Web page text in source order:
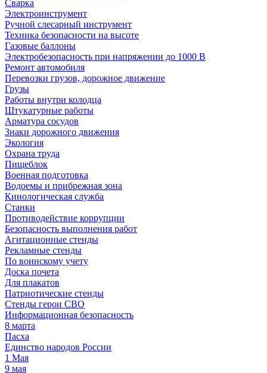
Сварка
Электроинструмент
Ручной слесарный инструмент
Техника безопасности на высоте
Газовые баллоны
Электробезопасность при напряжении до 1000 В
Ремонт автомобиля
Перевозки грузов, дорожное движение
Грузы
Работы внутри колодца
Штукатурные работы
Арматура сосудов
Знаки дорожного движения
Экология
Охрана труда
Пищеблок
Военная подготовка
Водоемы и прибрежная зона
Кинологическая служба
Станки
Противодействие коррупции
Безопасность выполнения работ
Агитационные стенды
Рекламные стенды
По воинскому учету
Доска почета
Для плакатов
Патриотические стенды
Стенды герои СВО
Информационная безопасность
8 марта
Пасха
Единство народов России
1 Мая
9 мая